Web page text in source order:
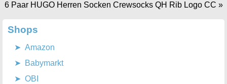
6 Paar HUGO Herren Socken Crewsocks QH Rib Logo CC »
Shops
Amazon
Babymarkt
OBI